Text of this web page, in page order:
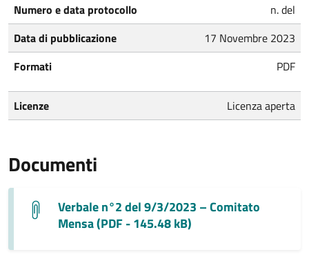
Numero e data protocollo
n. del
Data di pubblicazione
17 Novembre 2023
Formati
PDF
Licenze Licenza aperta
Documenti
Verbale n°2 del 9/3/2023 – Comitato
Mensa (PDF - 145.48 kB)